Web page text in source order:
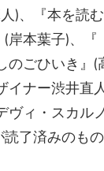
)、『本を読
本葉子)、
ごひいき』(
ナー渋井直
ィ・スカル
了済みのも